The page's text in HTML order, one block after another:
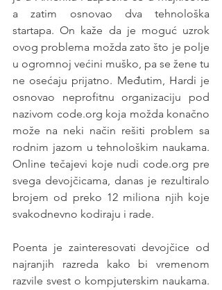
a zatim osnovao dva tehnološka
startapa. On kaže da je moguć uzrok
ovog problema možda zato što je polje
u ogromnoj većini muško, pa se žene tu
ne osećaju prijatno. Međutim, Hardi je
osnovao neprofitnu organizaciju pod
nazivom code.org koja možda konačno
može na neki način rešiti problem sa
rodnim jazom u tehnološkim naukama.
Online tečajevi koje nudi code.org pre
svega devojčicama, danas je rezultiralo
brojem od preko 12 miliona njih koje
svakodnevno kodiraju i rade.
Poenta je zainteresovati devojčice od
najranjih razreda kako bi vremenom
razvile svest o kompjuterskim naukama.